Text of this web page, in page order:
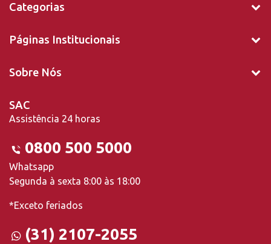
Categorias
Páginas Institucionais
Sobre Nós
SAC
Assistência 24 horas
0800 500 5000
Whatsapp
Segunda à sexta 8:00 às 18:00
*Exceto feriados
(31) 2107-2055